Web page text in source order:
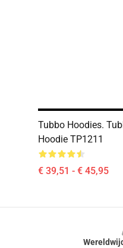
Tubbo Hoodies.
Hoodie TP1211
€ 39,51 - € 45,95